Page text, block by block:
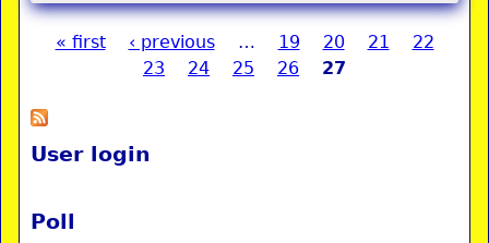
« first ‹ previous … 19 20 21
22
23
24 25 26 27
User login
Poll